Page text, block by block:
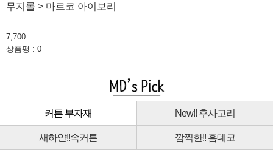
무지롤 > 마르코 아이보리
7,700
상품평 : 0
커튼 부자재 New!! 후사고리
새하얀!!속커튼 깜찍한!! 홈데코